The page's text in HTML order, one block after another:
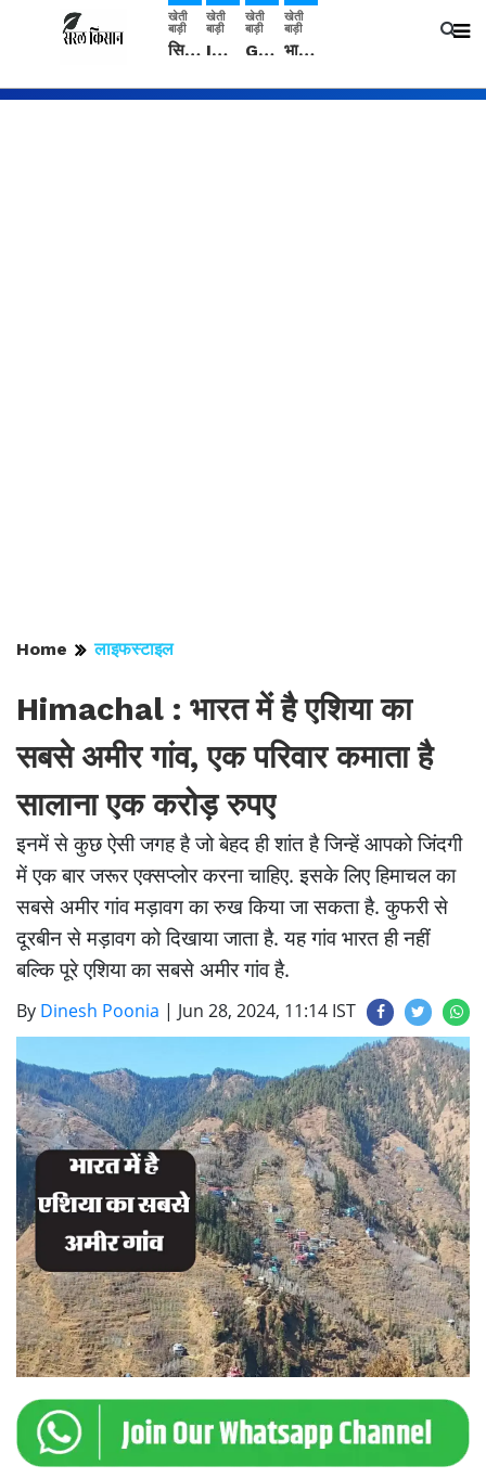
खेती
बाड़ी
सिरसा: कृषि विज्ञान केंद्र की बैठक में फसल बीमा विधि कारण व कृषि उद्यमिता बढ़ावा देने पर चर्चा
खेती
बाड़ी
IMD: राजस्थान में प्री-मानसून की सामान्य से 74% अधिक बारिश, दस्तक में देरी और मानसून कमजोर रहेगा
खेती
बाड़ी
Guar Ka Rate: ग्वार के भाव में हल्की बढ़ोतरी, बढ़ सकता है बुवाई का रकबा
खेती
बाड़ी
भारत में 29 मई से शुरु होगी प्री-मानसून बारिश, ECMWF विदेशी मौसम एजेंसी का पूर्वानुमान
Home लाइफस्टाइल
Himachal : भारत में है एशिया का
सबसे अमीर गांव, एक परिवार कमाता है
सालाना एक करोड़ रुपए
इनमें से कुछ ऐसी जगह है जो बेहद ही शांत है जिन्हें आपको जिंदगी
में एक बार जरूर एक्सप्लोर करना चाहिए. इसके लिए हिमाचल का
सबसे अमीर गांव मड़ावग का रुख किया जा सकता है. कुफरी से
दूरबीन से मड़ावग को दिखाया जाता है. यह गांव भारत ही नहीं
बल्कि पूरे एशिया का सबसे अमीर गांव है.
By Dinesh Poonia | Jun 28, 2024, 11:14 IST